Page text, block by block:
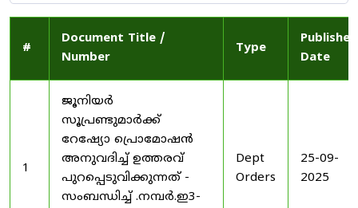
#
Document Title /
Number
Type
Published
Date
1
ജൂനിയർ
സൂപ്രണ്ടുമാർക്ക്
റേഷ്യോ പ്രൊമോഷൻ
അനുവദിച്ച് ഉത്തരവ്
പുറപ്പെടുവിക്കുന്നത് -
സംബന്ധിച്ച് .നമ്പർ.ഇ3-
Dept
Orders
25-09-
2025